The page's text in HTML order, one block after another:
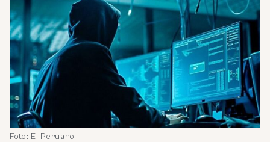
Foto: El Peruano